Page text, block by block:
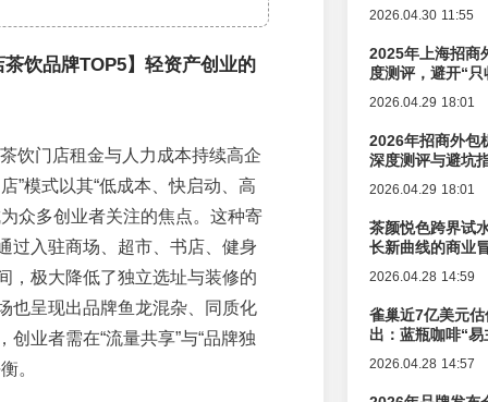
饮品牌TOP5】轻资产创业的
饮门店租金与人力成本持续高企
”模式以其“低成本、快启动、高
众多创业者关注的焦点。这种寄
过入驻商场、超市、书店、健身
，极大降低了独立选址与装修的
也呈现出品牌鱼龙混杂、同质化
创业者需在“流量共享”与“品牌独
。
2026.04.30 11:55
2025年上海招商
度测评，避开“
2026.04.29 18:01
2026年招商外包
深度测评与避坑
2026.04.29 18:01
茶颜悦色跨界试
长新曲线的商业
2026.04.28 14:59
雀巢近7亿美元
出：蓝瓶咖啡“
2026.04.28 14:57